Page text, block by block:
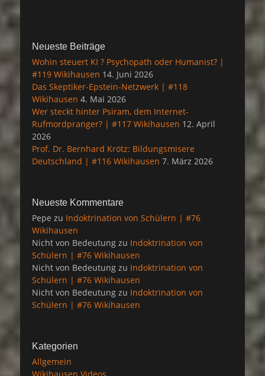
Neueste Beiträge
Wohin steuert KI ? Psychopath oder Humanist? |
#119 Wikihausen 14. Juni 2026
Das Skeptiker-Epstein-Netzwerk | #118
Wikihausen 4. Mai 2026
Wer steckt hinter Psiram, dem Internet-
Rufmordpranger? | #117 Wikihausen 12. April
2026
Prof. Dr. Bernhard Krötz: Bildungsmisere
Deutschland | #116 Wikihausen 7. März 2026
Neueste Kommentare
Pepe zu Indoktrination von Schülern | #76
Wikihausen
Nicht von Bedeutung zu Indoktrination von
Schülern | #76 Wikihausen
Nicht von Bedeutung zu Indoktrination von
Schülern | #76 Wikihausen
Nicht von Bedeutung zu Indoktrination von
Schülern | #76 Wikihausen
Kategorien
Allgemein